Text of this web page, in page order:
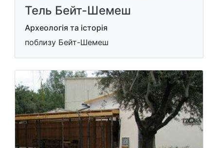
Тель Бейт-Шемеш
Археологія та історія
поблизу Бейт-Шемеш